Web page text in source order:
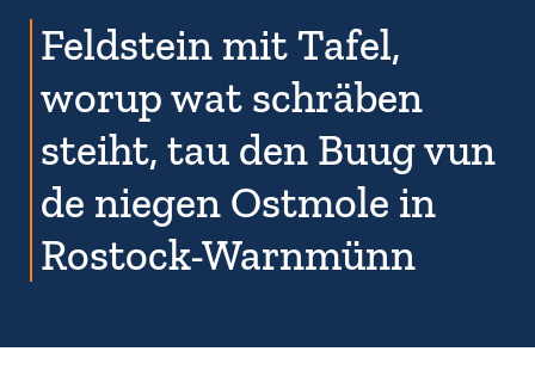
Feldstein mit Tafel,
worup wat schräben
steiht, tau den Buug vun
de niegen Ostmole in
Rostock-Warnmünn